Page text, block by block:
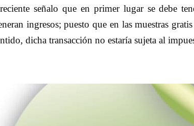
señalo que en primer lugar se debe
ingresos; puesto que en las muestras
dicha transacción no estaría sujeta al